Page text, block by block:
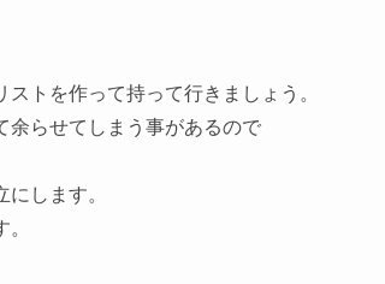
トを作って持って行きましょう。
余らせてしまう事があるので
します。